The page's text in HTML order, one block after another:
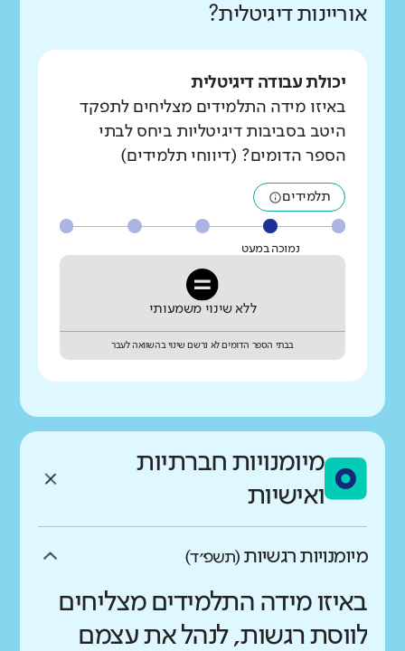
אוריינות דיגיטלית?
יכולת עבודה דיגיטלית
באיזו מידה התלמידים מצליחים לתפקד
היטב בסביבות דיגיטליות ביחס לבתי
הספר הדומים? (דיווחי תלמידים)
תלמידים
נמוכה במעט
ללא שינוי משמעותי
בבתי הספר הדומים לא נרשם שינוי בהשוואה לעבר
מיומנויות חברתיות
ואישיות
מיומנויות רגשיות (תשפ״ד)
באיזו מידה התלמידים מצליחים
לווסת רגשות, לנהל את עצמם